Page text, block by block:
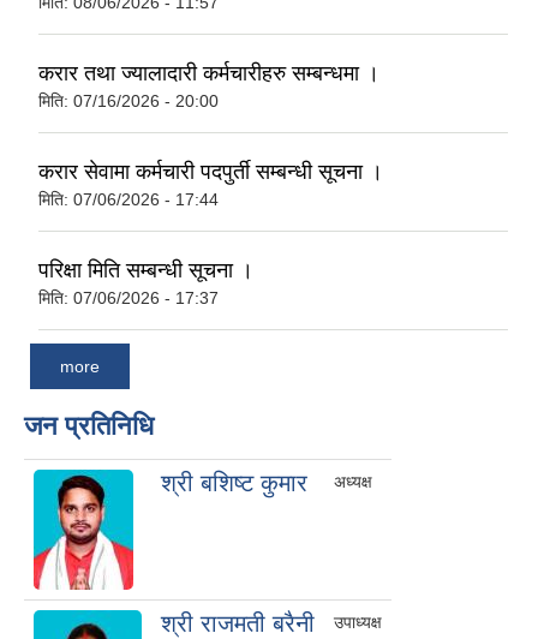
करार तथा ज्यालादारी कर्मचारीहरु सम्बन्धमा ।
मिति: 07/16/2026 - 20:00
करार सेवामा कर्मचारी पदपुर्ती सम्बन्धी सूचना ।
मिति: 07/06/2026 - 17:44
परिक्षा मिति सम्बन्धी सूचना ।
मिति: 07/06/2026 - 17:37
more
जन प्रतिनिधि
श्री बशिष्ट कुमार अध्यक्ष
श्री राजमती बरैनी उपाध्यक्ष